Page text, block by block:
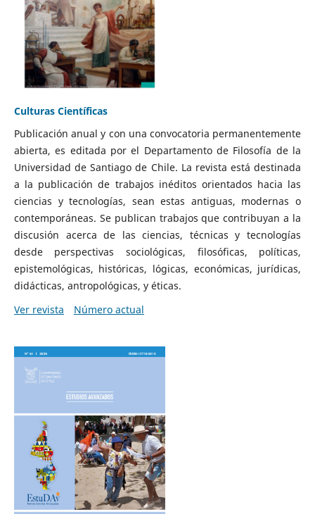
Culturas Científicas
Publicación anual y con una convocatoria permanentemente
abierta, es editada por el Departamento de Filosofía de la
Universidad de Santiago de Chile. La revista está destinada
a la publicación de trabajos inéditos orientados hacia las
ciencias y tecnologías, sean estas antiguas, modernas o
contemporáneas. Se publican trabajos que contribuyan a la
discusión acerca de las ciencias, técnicas y tecnologías
desde perspectivas sociológicas, filosóficas, políticas,
epistemológicas, históricas, lógicas, económicas, jurídicas,
didácticas, antropológicas, y éticas.
Ver revista
Número actual